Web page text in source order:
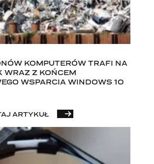
KOMPUTERÓW TRAFI NA
WRAZ Z KOŃCEM
WSPARCIA WINDOWS 10
ARTYKUŁ